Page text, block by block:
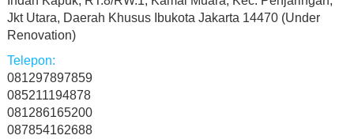
Jkt Utara, Daerah Khusus Ibukota Jakarta 14470 (Under
Renovation)
081297897859
085211194878
081286165200
087854162688